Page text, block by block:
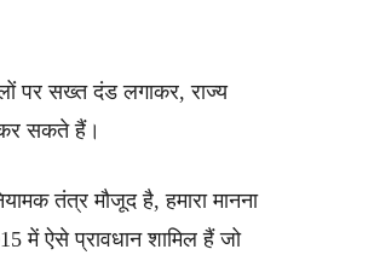
पर सख्त दंड लगाकर, राज्य
कर सकते हैं।
तंत्र मौजूद है, हमारा मानना
में ऐसे प्रावधान शामिल हैं जो